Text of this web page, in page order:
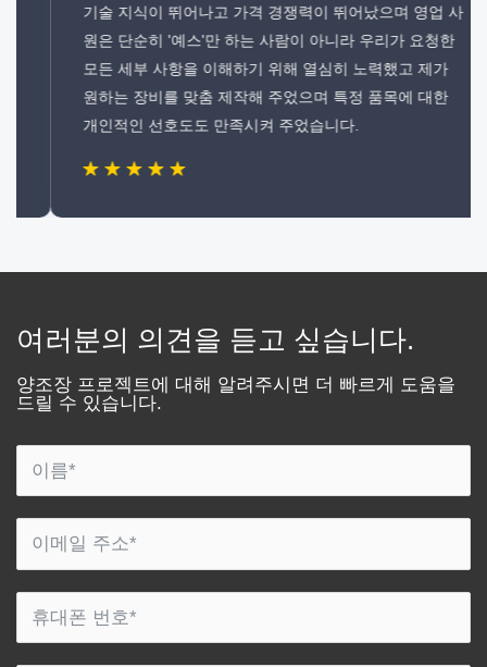
기술 지식이 뛰어나고 가격 경쟁력이 뛰어났으며 영업 사
원은 단순히 '예스'만 하는 사람이 아니라 우리가 요청한
모든 세부 사항을 이해하기 위해 열심히 노력했고 제가
원하는 장비를 맞춤 제작해 주었으며 특정 품목에 대한
개인적인 선호도도 만족시켜 주었습니다.
여러분의 의견을 듣고 싶습니다.
양조장 프로젝트에 대해 알려주시면 더 빠르게 도움을
드릴 수 있습니다.